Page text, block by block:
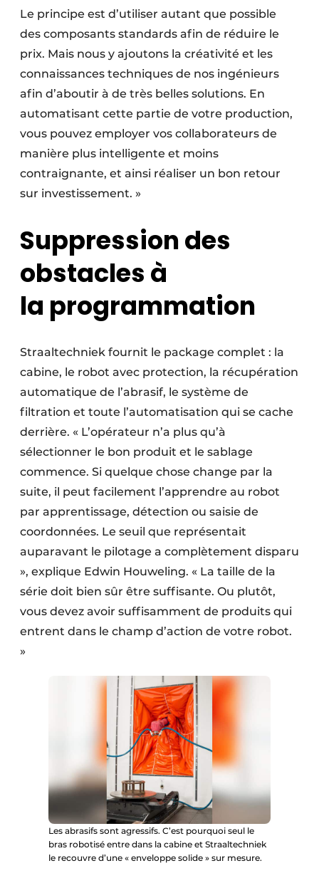
Le principe est d’utiliser autant que possible
des composants standards afin de réduire le
prix. Mais nous y ajoutons la créativité et les
connaissances techniques de nos ingénieurs
afin d’aboutir à de très belles solutions. En
automatisant cette partie de votre production,
vous pouvez employer vos collaborateurs de
manière plus intelligente et moins
contraignante, et ainsi réaliser un bon retour
sur investissement. »
Suppression des
obstacles à
la programmation
Straaltechniek fournit le package complet : la
cabine, le robot avec protection, la récupération
automatique de l’abrasif, le système de
filtration et toute l’automatisation qui se cache
derrière. « L’opérateur n’a plus qu’à
sélectionner le bon produit et le sablage
commence. Si quelque chose change par la
suite, il peut facilement l’apprendre au robot
par apprentissage, détection ou saisie de
coordonnées. Le seuil que représentait
auparavant le pilotage a complètement disparu
», explique Edwin Houweling. « La taille de la
série doit bien sûr être suffisante. Ou plutôt,
vous devez avoir suffisamment de produits qui
entrent dans le champ d’action de votre robot.
»
Les abrasifs sont agressifs. C’est pourquoi seul le
bras robotisé entre dans la cabine et Straaltechniek
le recouvre d’une « enveloppe solide » sur mesure.